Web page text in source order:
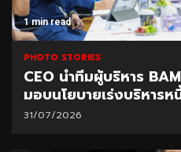
1 min read
PHOTO STORIES
CEO นำทีมผู้บริหาร
มอบนโยบายเร่งบริหาร
31/07/2026